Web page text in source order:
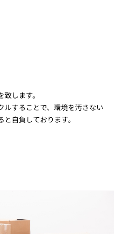
します。
ルすることで、環境を汚さない
自負しております。